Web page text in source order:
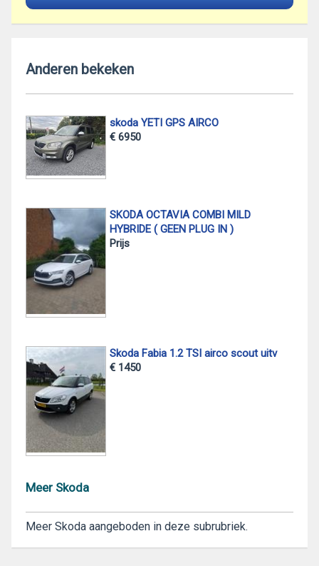
Anderen bekeken
skoda YETI GPS AIRCO
€ 6950
SKODA OCTAVIA COMBI MILD
HYBRIDE ( GEEN PLUG IN )
Prijs
Skoda Fabia 1.2 TSI airco scout uitv
€ 1450
Meer Skoda
Meer Skoda aangeboden in deze subrubriek.